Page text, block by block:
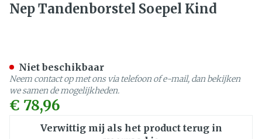
Nep Tandenborstel Soepel Kind
€ 78,96
Verwittig mij als het product terug in
Niet beschikbaar
Neem contact op met ons via telefoon of e-mail, dan bekijken
we samen de mogelijkheden.